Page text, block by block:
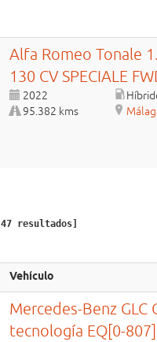
Alfa Romeo Tonale
130 CV SPECIALE
2022
95.382 kms
[47 resultados]
Vehículo
Mercedes-Benz GLC
tecnología EQ[0-807]